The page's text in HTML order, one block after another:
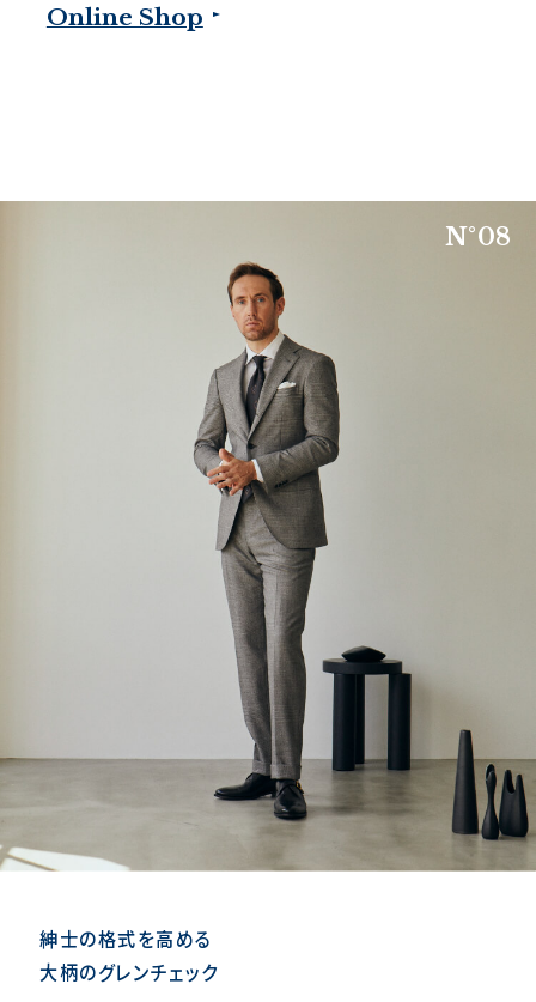
Online Shop
N°08
紳士の格式を高める
大柄のグレンチェック